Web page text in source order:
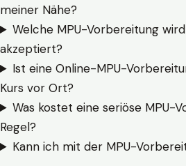
meiner Nähe?
Welche MPU-Vorbereitung
akzeptiert?
Ist eine Online-MPU-
Kurs vor Ort?
Was kostet eine seriöse MPU-
Regel?
Kann ich mit der MPU-